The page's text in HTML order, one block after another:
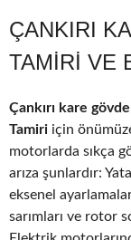
ÇANKIRI
TAMIRI VE
Çankırı kare
Tamiri için
motorlarda sıkça
arıza şunlardır:
eksenel
sarımları ve rotor